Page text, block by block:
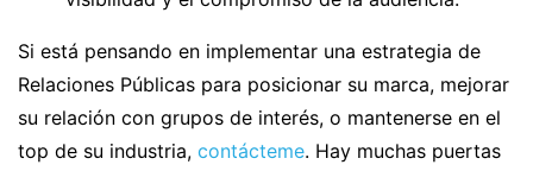
Si está pensando en implementar una estrategia de
Relaciones Públicas para posicionar su marca, mejorar
su relación con grupos de interés, o mantenerse en el
top de su industria, contácteme. Hay muchas puertas